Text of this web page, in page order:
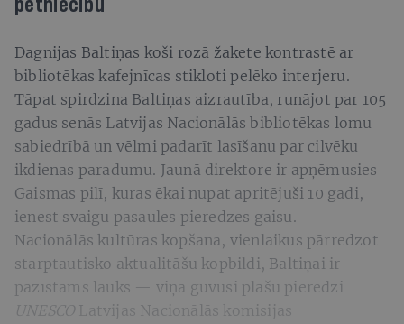
pētniecību
Dagnijas Baltiņas koši rozā žakete kontrastē ar
bibliotēkas kafejnīcas stikloti pelēko interjeru.
Tāpat spirdzina Baltiņas aizrautība, runājot par 105
gadus senās Latvijas Nacionālās bibliotēkas lomu
sabiedrībā un vēlmi padarīt lasīšanu par cilvēku
ikdienas paradumu. Jaunā direktore ir apņēmusies
Gaismas pilī, kuras ēkai nupat apritējuši 10 gadi,
ienest svaigu pasaules pieredzes gaisu.
Nacionālās kultūras kopšana, vienlaikus pārredzot
starptautisko aktualitāšu kopbildi, Baltiņai ir
pazīstams lauks — viņa guvusi plašu pieredzi
UNESCO Latvijas Nacionālās komisijas